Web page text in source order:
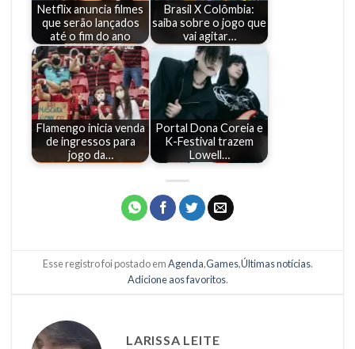
Netflix anuncia filmes
que serão lançados
até o fim do ano
Brasil X Colômbia:
saiba sobre o jogo que
vai agitar…
Flamengo inicia venda
de ingressos para
jogo da…
Portal Dona Coreia e
K-Festival trazem
Lowell…
Esse registro foi postado emAgenda,Games,Últimas notícias.
Adicione aos favoritos.
LARISSA LEITE